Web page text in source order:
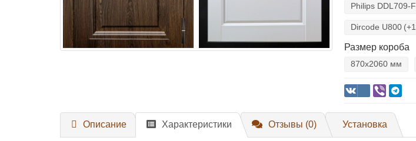
Philips DDL709-
Dircode U800
Размер короба
870х2060 мм
Описание Характеристики Отзывы (0) Установка